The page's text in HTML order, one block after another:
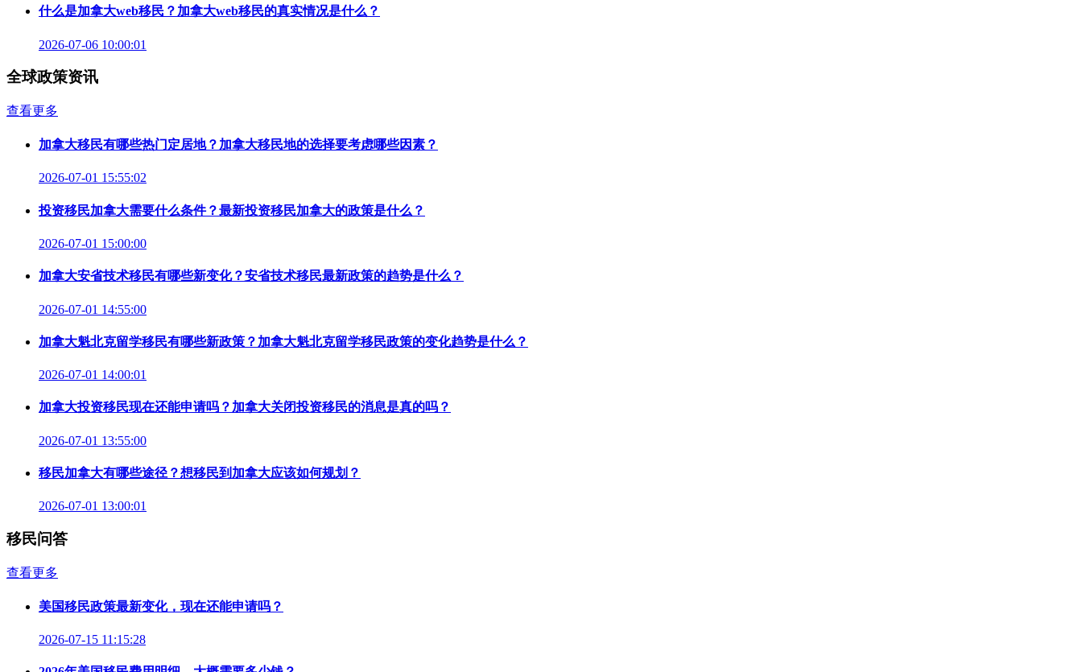
什么是加拿大web移民？加拿大web移民的真实情况是什么？
2026-07-06 10:00:01
全球政策资讯
查看更多
加拿大移民有哪些热门定居地？加拿大移民地的选择要考虑哪些因素？
2026-07-01 15:55:02
投资移民加拿大需要什么条件？最新投资移民加拿大的政策是什么？
2026-07-01 15:00:00
加拿大安省技术移民有哪些新变化？安省技术移民最新政策的趋势是什么？
2026-07-01 14:55:00
加拿大魁北克留学移民有哪些新政策？加拿大魁北克留学移民政策的变化趋势是什么？
2026-07-01 14:00:01
加拿大投资移民现在还能申请吗？加拿大关闭投资移民的消息是真的吗？
2026-07-01 13:55:00
移民加拿大有哪些途径？想移民到加拿大应该如何规划？
2026-07-01 13:00:01
移民问答
查看更多
美国移民政策最新变化，现在还能申请吗？
2026-07-15 11:15:28